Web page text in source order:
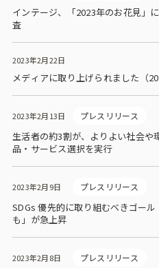
インテージ、「2023年のお花見」
査
2023年2月22日
メディアに取り上げられました（
2023年2月13日 プレスリリース
生活者の約3割が、よりよい社会や
品・サービス選択を実行
2023年2月9日 プレスリリース
SDGs 優先的に取り組むべきゴー
も」が急上昇
2023年2月8日 プレスリリース